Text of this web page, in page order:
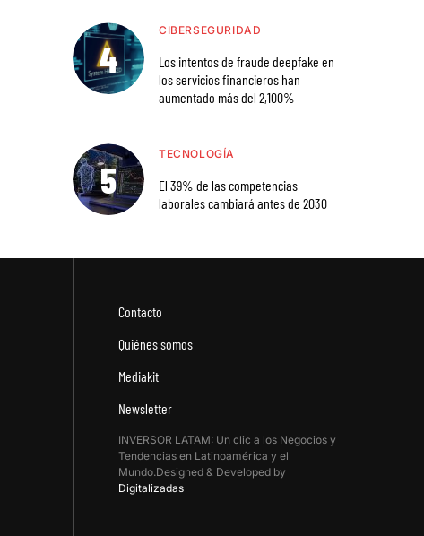
CIBERSEGURIDAD
Los intentos de fraude deepfake en
los servicios financieros han
aumentado más del 2,100%
TECNOLOGÍA
El 39% de las competencias
laborales cambiará antes de 2030
Contacto
Quiénes somos
Mediakit
Newsletter
INVERSOR LATAM: Un clic a los Negocios y
Tendencias en Latinoamérica y el
Mundo.Designed & Developed by
Digitalizadas